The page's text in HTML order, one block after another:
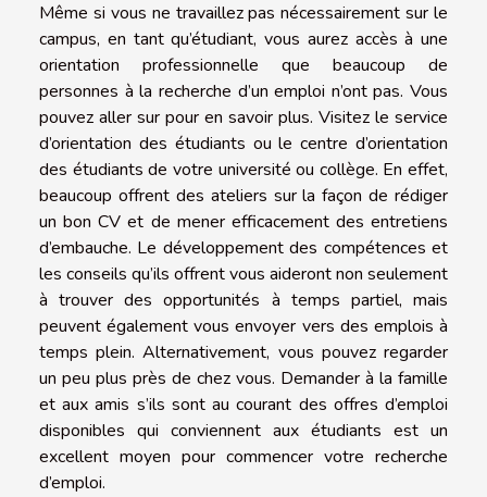
Même si vous ne travaillez pas nécessairement sur le
campus, en tant qu’étudiant, vous aurez accès à une
orientation professionnelle que beaucoup de
personnes à la recherche d’un emploi n’ont pas. Vous
pouvez aller sur pour en savoir plus. Visitez le service
d’orientation des étudiants ou le centre d’orientation
des étudiants de votre université ou collège. En effet,
beaucoup offrent des ateliers sur la façon de rédiger
un bon CV et de mener efficacement des entretiens
d’embauche. Le développement des compétences et
les conseils qu’ils offrent vous aideront non seulement
à trouver des opportunités à temps partiel, mais
peuvent également vous envoyer vers des emplois à
temps plein. Alternativement, vous pouvez regarder
un peu plus près de chez vous. Demander à la famille
et aux amis s’ils sont au courant des offres d’emploi
disponibles qui conviennent aux étudiants est un
excellent moyen pour commencer votre recherche
d’emploi.